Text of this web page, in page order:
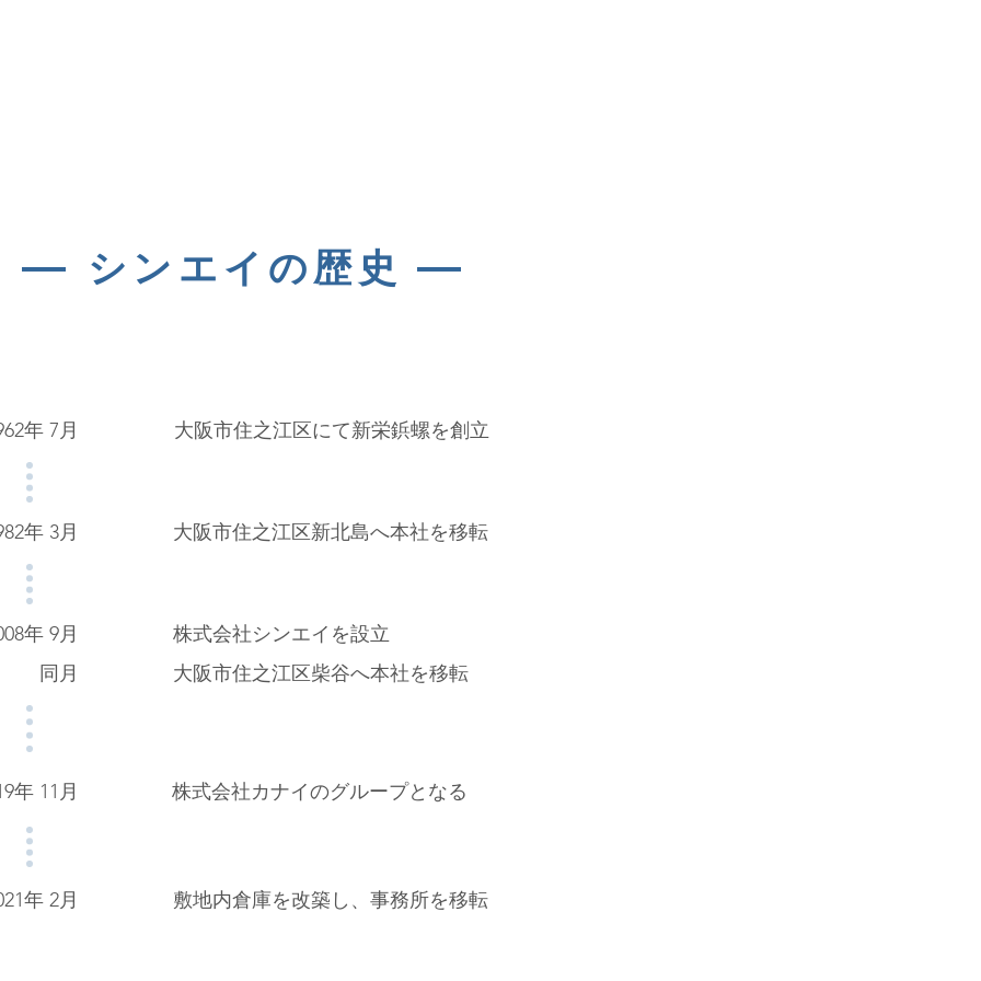
― シンエイの歴史 ―
年 7月 大阪市住之江区にて新栄鋲螺を創立
年 3月 大阪市住之江区新北島へ本社を移転
年 9月
同月
株式会社シンエイを設立
大阪市住之江区柴谷へ本社を移転
年 11月 株式会社カナイのグループとなる
年 2月 敷地内倉庫を改築し、事務所を移転